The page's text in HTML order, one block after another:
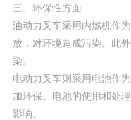
三、环保性方面
油动力叉车采用内燃机作
放，对环境造成污染。此
染。
电动力叉车则采用电池作
加环保。电池的使用和处
影响。